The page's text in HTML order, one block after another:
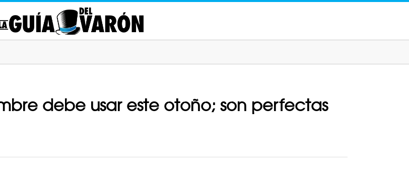
debe usar este otoño; son perfectas